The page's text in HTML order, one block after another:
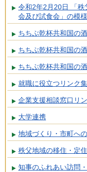
令和2年2月20日 「秩
会及び試食会」の模様
ちちぶ乾杯共和国の
ちちぶ乾杯共和国の
ちちぶ乾杯共和国の
就職に役立つリンク集
企業支援相談窓口リ
大学連携
地域づくり・市町へ
秩父地域の移住・定
知事のふれあい訪問